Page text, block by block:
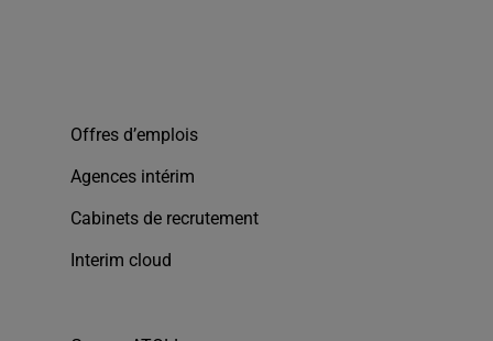
Offres d’emplois
Agences intérim
Cabinets de recrutement
Interim cloud